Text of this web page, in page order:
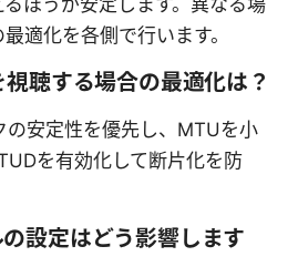
適化を各側で行います。
聴する場合の最適化は？
の安定性を優先し、MTUを小
を有効化して断片化を防
設定はどう影響します